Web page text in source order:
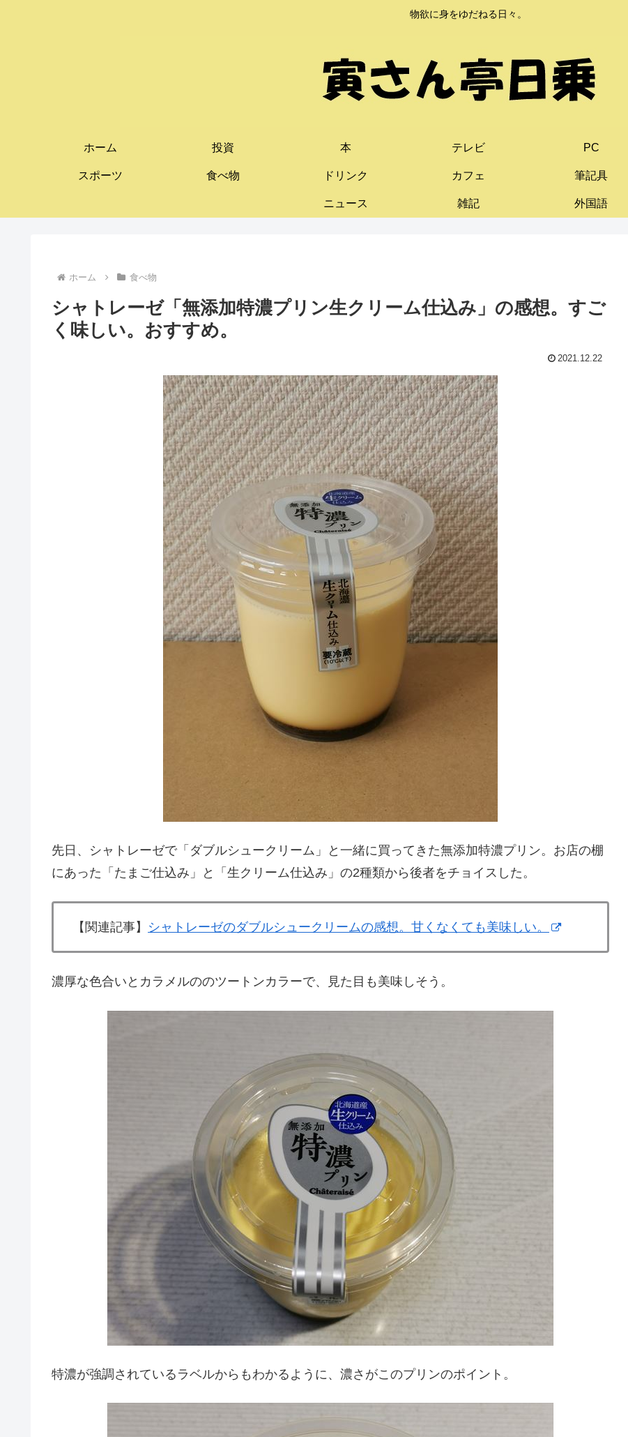
物欲に身をゆだねる日々。
ホーム 投資 本 テレビ PC
スポーツ 食べ物 ドリンク カフェ 筆記具
ニュース 雑記 外国語
ホーム 食べ物
シャトレーゼ「無添加特濃プリン生クリーム仕込み」の感想。すご
く味しい。おすすめ。
2021.12.22
先日、シャトレーゼで「ダブルシュークリーム」と一緒に買ってきた無添加特濃プリン。お店の棚
にあった「たまご仕込み」と「生クリーム仕込み」の2種類から後者をチョイスした。
【関連記事】 シャトレーゼのダブルシュークリームの感想。甘くなくても美味しい。
濃厚な色合いとカラメルののツートンカラーで、見た目も美味しそう。
特濃が強調されているラベルからもわかるように、濃さがこのプリンのポイント。